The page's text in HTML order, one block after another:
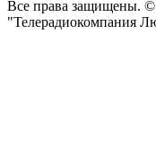
Все права защищены. ©
"Телерадиокомпания